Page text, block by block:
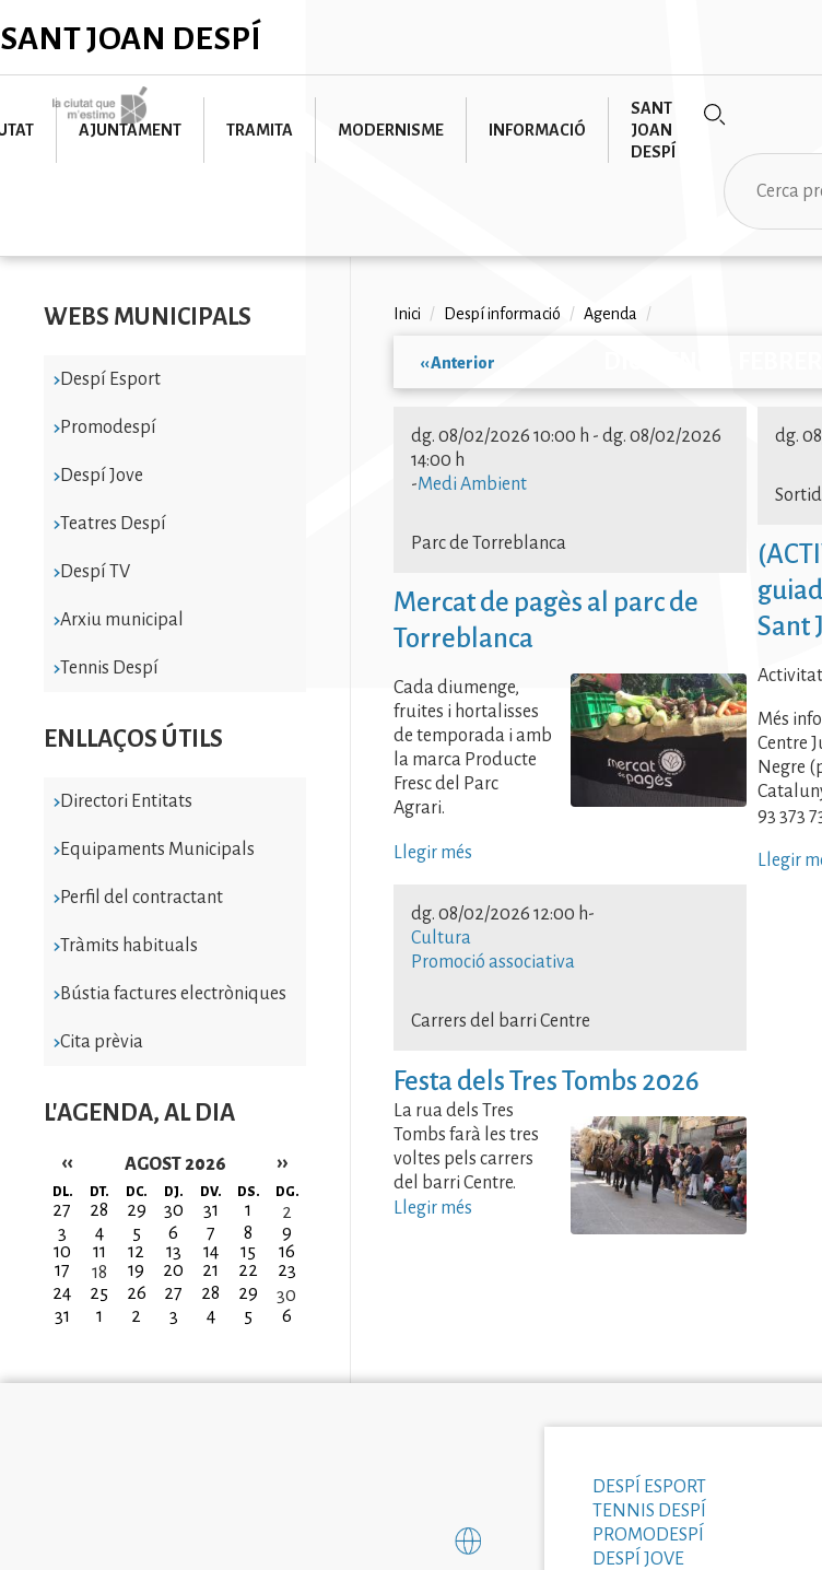
al
SANT JOAN DESPÍ
Imatge
AJUNTAMENT TRAMITA MODERNISME INFORMACIÓ
SANT
JOAN
DESPÍ
Cerca
WEBS MUNICIPALS
Despí Esport
Promodespí
Despí Jove
Teatres Despí
Despí TV
Arxiu municipal
Tennis Despí
ENLLAÇOS ÚTILS
Directori Entitats
Equipaments Municipals
Perfil del contractant
Tràmits habituals
Bústia factures electròniques
Cita prèvia
L'AGENDA, AL DIA
AGOST 2026
Paginació
‹‹ ››
DL. DT. DC. DJ. DV. DS. DG.
27 28 29 30 31 1
2
3
4 5 6 7 8
9
10
11 12 13 14 15
16
17
18 19 20 21 22
23
24
25 26 27 28 29
30
31
1 2 3 4 5 6
Fil
d'ariadna
Inici / Despí informació / Agenda /
Paginació
‹‹Anterior
dg. 08/02/2026 10:00 h - dg. 08/02/2026
14:00 h
-Medi Ambient
Parc de Torreblanca
Mercat de pagès al parc de
Torreblanca
Cada diumenge,
fruites i hortalisses
de temporada i amb
la marca Producte
Fresc del Parc
Agrari.
Llegir més
dg.
Sant
Activitat
Més
Centre
Negre
93 373
Llegir
dg. 08/02/2026 12:00 h-
Cultura
Promoció associativa
Carrers del barri Centre
Festa dels Tres Tombs 2026
La rua dels Tres
Tombs farà les tres
voltes pels carrers
del barri Centre.
Llegir més
DESPÍ ESPORT
TENNIS DESPÍ
PROMODESPÍ
DESPÍ JOVE